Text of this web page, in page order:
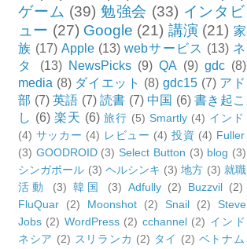
ゲーム (39) 勉強会 (33) インタビ
ュー (27) Google (21) 講演 (21) 家
族 (17) Apple (13) webサービス (13) ネ
タ
(13) NewsPicks (9) QA (9) gdc (8)
media (8) ダイエット (8) gdc15 (7) アド
部 (7) 英語 (7) 読書 (7) 中国 (6) 書き起こ
し (6) 楽天 (6) 旅行 (5) Smartly (4) インド
(4) サッカー (4) レビュー (4) 投資 (4) Fuller
(3) GOODROID (3) Select Button (3) blog (3)
シンガポール (3) ヘルシンキ (3) 地方 (3) 就職
活動
(3) 韓国 (3) Adfully (2) Buzzvil (2)
FluQuar
(2) Moonshot (2) Snail (2)
Steve
Jobs (2) WordPress (2) cchannel (2) インド
ネシア (2) スリランカ (2) タイ (2) ベトナム